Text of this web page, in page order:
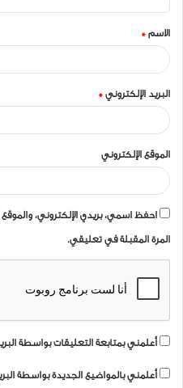
ق
*
الاسم *
البريد الإلكتروني *
الموقع الإلكتروني
احفظ اسمي، بريدي الإلكتروني،
المرة المقبلة في تعليقي.
أعلمني بمتابعة التعليقات بواسطة
أعلمني بالمواضيع الجديدة بواسطة